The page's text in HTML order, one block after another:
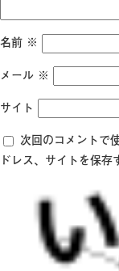
名前 ※
メール ※
サイト
次回のコメントで
ドレス、サイトを保存